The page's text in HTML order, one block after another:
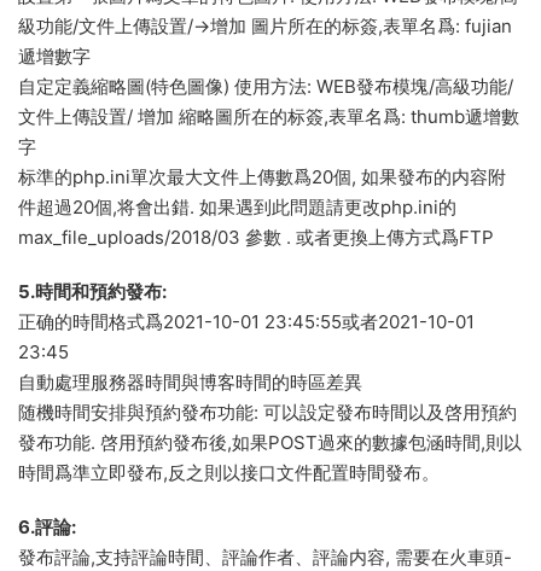
級功能/文件上傳設置/->增加 圖片所在的标簽,表單名爲: fujian
遞增數字
自定定義縮略圖(特色圖像) 使用方法: WEB發布模塊/高級功能/
文件上傳設置/ 增加 縮略圖所在的标簽,表單名爲: thumb遞增數
字
标準的php.ini單次最大文件上傳數爲20個, 如果發布的内容附
件超過20個,将會出錯. 如果遇到此問題請更改php.ini的
max_file_uploads/2018/03 參數 . 或者更換上傳方式爲FTP
5.時間和預約發布:
正确的時間格式爲2021-10-01 23:45:55或者2021-10-01
23:45
自動處理服務器時間與博客時間的時區差異
随機時間安排與預約發布功能: 可以設定發布時間以及啓用預約
發布功能. 啓用預約發布後,如果POST過來的數據包涵時間,則以
時間爲準立即發布,反之則以接口文件配置時間發布。
6.評論:
發布評論,支持評論時間、評論作者、評論内容, 需要在火車頭-